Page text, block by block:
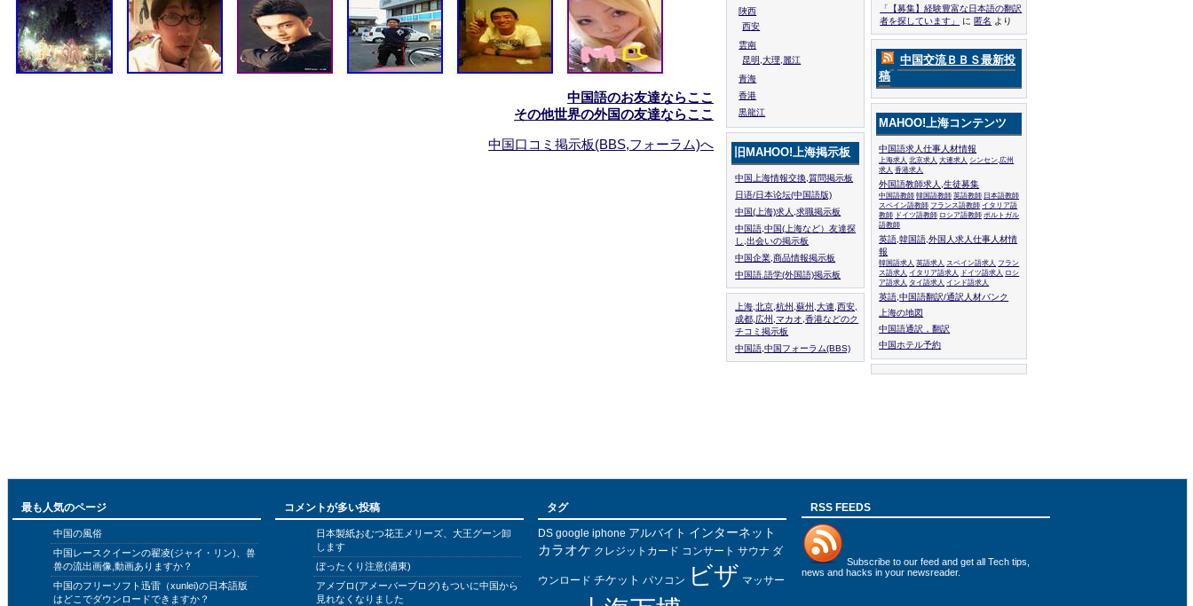
中国語のお友達ならここ
その他世界の外国の友達ならここ
中国口コミ掲示板(BBS,フォーラム)へ
陜西
西安
雲南
昆明,大理,麗江
青海
香港
黒龍江
旧MAHOO!上海掲示板
中国上海情報交換,質問掲示板
日语/日本论坛(中国語版)
中国(上海)求人,求職掲示板
中国語,中国(上海など）友達探
し,出会いの掲示板
中国企業,商品情報掲示板
中国語.語学(外国語)掲示板
上海,北京,杭州,蘇州,大連,西安,
成都,広州,マカオ,香港などのク
チコミ掲示板
中国語,中国フォーラム(BBS)
「【募集】経験豊富な日本語の翻訳
者を探しています」
に 匿名 より
中国交流ＢＢＳ最新投
稿
MAHOO!上海コンテンツ
中国語求人仕事人材情報
上海求人 北京求人 大連求人 シンセン,広州
求人 香港求人
外国語教師求人,生徒募集
中国語教師 韓国語教師 英語教師 日本語教師
スペイン語教師 フランス語教師 イタリア語
教師 ドイツ語教師 ロシア語教師 ポルトガル
語教師
英語,韓国語,外国人求人仕事人材情
報
韓国語求人 英語求人 スペイン語求人 フラン
ス語求人 イタリア語求人 ドイツ語求人 ロシ
ア語求人 タイ語求人 インド語求人
英語,中国語翻訳/通訳人材バンク
上海の地図
中国語通訳，翻訳
中国ホテル予約
最も人気のページ
中国の風俗
中国レースクイーンの翟凌(ジャイ・リン)、兽
兽の流出画像,動画ありますか？
中国のフリーソフト迅雷（xunlei)の日本語版
はどこでダウンロードできますか？
コメントが多い投稿
日本製紙おむつ花王メリーズ、大王グーン卸
します
ぼったくり注意(浦東)
アメブロ(アメーバーブログ)もついに中国から
見れなくなりました
タグ
DS google iphone アルバイト インターネット
カラオケ クレジットカード コンサート サウナ ダ
ウンロード チケット パソコン ビザ マッサー
RSS FEEDS
Subscribe to our feed and get all Tech tips,
news and hacks in your newsreader.